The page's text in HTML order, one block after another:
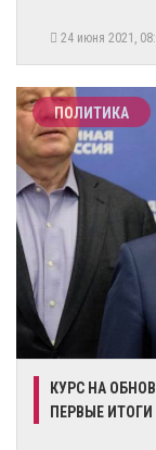
24 июня 2021,
ПОЛИТИКА
КУРС НА
ПЕРВЫЕ